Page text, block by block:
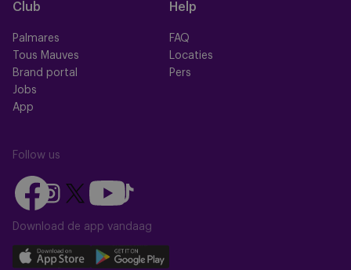
Club
Palmares
Tous Mauves
Brand portal
Jobs
App
Help
FAQ
Locaties
Pers
Follow us
Follow
us
on
Follow
us
on
Instagram
Follow
on
X
Follow
us
on
Follow
us
on
TikTok
Download de app vandaag
Download
Download